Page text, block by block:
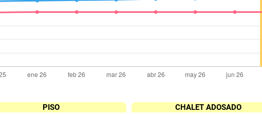
PISO CHALET ADOSADO